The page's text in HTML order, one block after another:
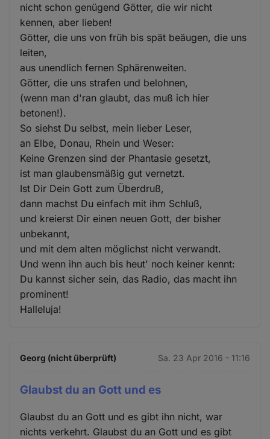
nicht schon genügend Götter, die wir nicht
kennen, aber lieben!
Götter, die uns von früh bis spät beäugen, die uns
leiten,
aus unendlich fernen Sphärenweiten.
Götter, die uns strafen und belohnen,
(wenn man d'ran glaubt, das muß ich hier
betonen!).
So siehst Du selbst, mein lieber Leser,
an Elbe, Donau, Rhein und Weser:
Keine Grenzen sind der Phantasie gesetzt,
ist man glaubensmäßig gut vernetzt.
Ist Dir Dein Gott zum Überdruß,
dann machst Du einfach mit ihm Schluß,
und kreierst Dir einen neuen Gott, der bisher
unbekannt,
und mit dem alten möglichst nicht verwandt.
Und wenn ihn auch bis heut' noch keiner kennt:
Du kannst sicher sein, das Radio, das macht ihn
prominent!
Halleluja!
Georg (nicht überprüft) Sa. 23 Apr 2016 - 11:16
Glaubst du an Gott und es
Glaubst du an Gott und es gibt ihn nicht, war
nichts verkehrt. Glaubst du an Gott und es gibt